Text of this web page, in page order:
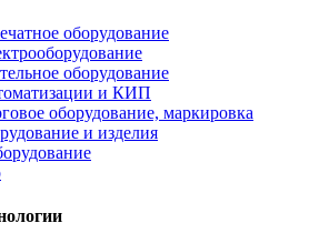
оборудование
оборудование
и КИП
оборудование, маркировка
и изделия